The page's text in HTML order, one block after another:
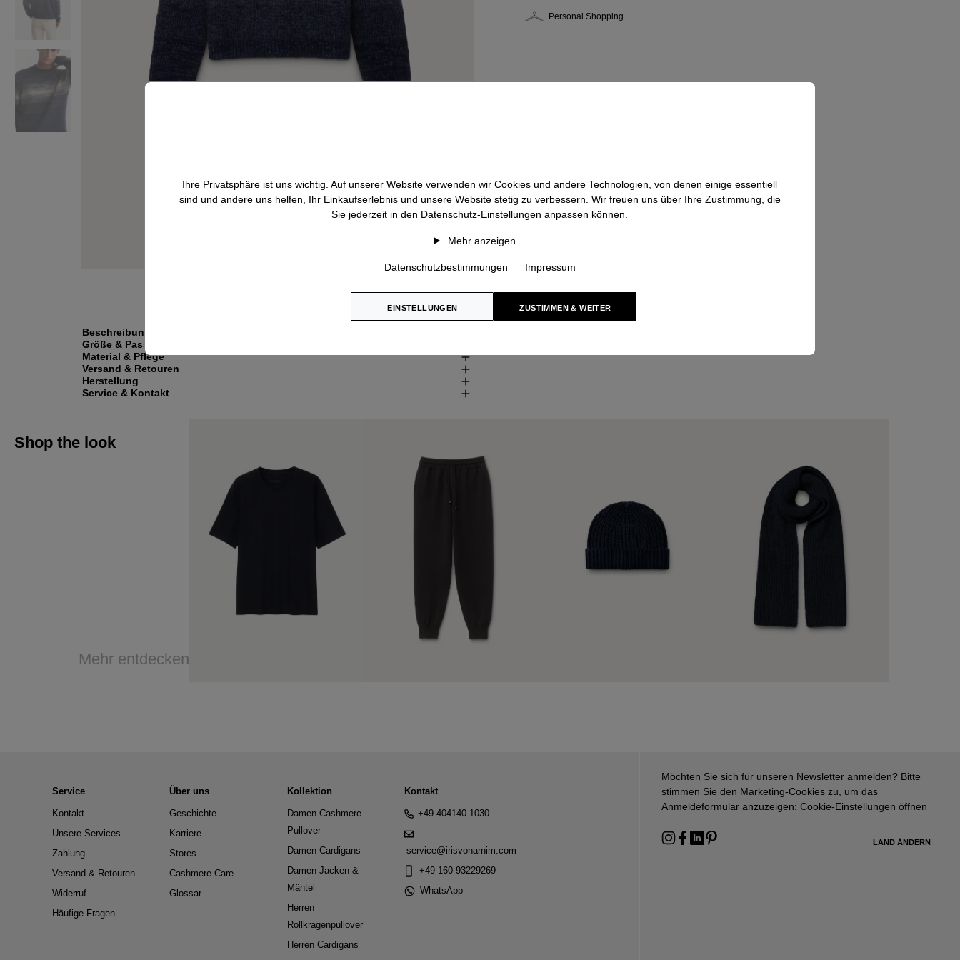
Personal Shopping
Beschreibung
Größe & Passform
Material & Pflege
Versand & Retouren
Herstellung
Service & Kontakt
Shop the look
Mehr entdecken
Service
Kontakt
Unsere Services
Zahlung
Versand & Retouren
Widerruf
Häufige Fragen
Über uns
Geschichte
Karriere
Stores
Cashmere Care
Glossar
Kollektion
Damen Cashmere
Pullover
Damen Cardigans
Damen Jacken &
Mäntel
Herren
Rollkragenpullover
Herren Cardigans
Kontakt
+49 404140 1030
service@irisvonarnim.com
+49 160 93229269
WhatsApp
Möchten Sie sich für unseren Newsletter anmelden? Bitte
stimmen Sie den Marketing-Cookies zu, um das
Anmeldeformular anzuzeigen: Cookie-Einstellungen öffnen
LAND ÄNDERN
Ihre Privatsphäre ist uns wichtig. Auf unserer Website verwenden wir Cookies und andere Technologien, von denen einige essentiell
sind und andere uns helfen, Ihr Einkaufserlebnis und unsere Website stetig zu verbessern. Wir freuen uns über Ihre Zustimmung, die
Sie jederzeit in den Datenschutz-Einstellungen anpassen können.
Mehr anzeigen…
Datenschutzbestimmungen Impressum
EINSTELLUNGEN ZUSTIMMEN & WEITER